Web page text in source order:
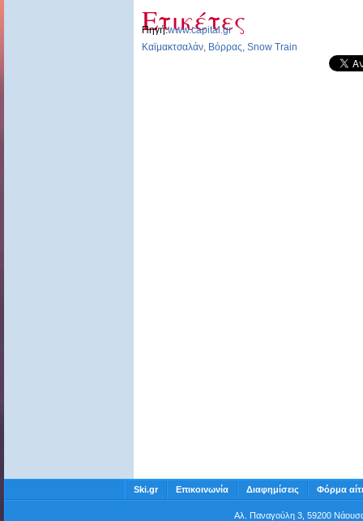
Πηγή:www.capital.gr
Ετικέτες
Καϊμακτσαλάν, Βόρρας, Snow Train
Ski.gr Επικοινωνία Διαφημίσεις Φόρμα
Αλ. Παναγούλη 3, 59200